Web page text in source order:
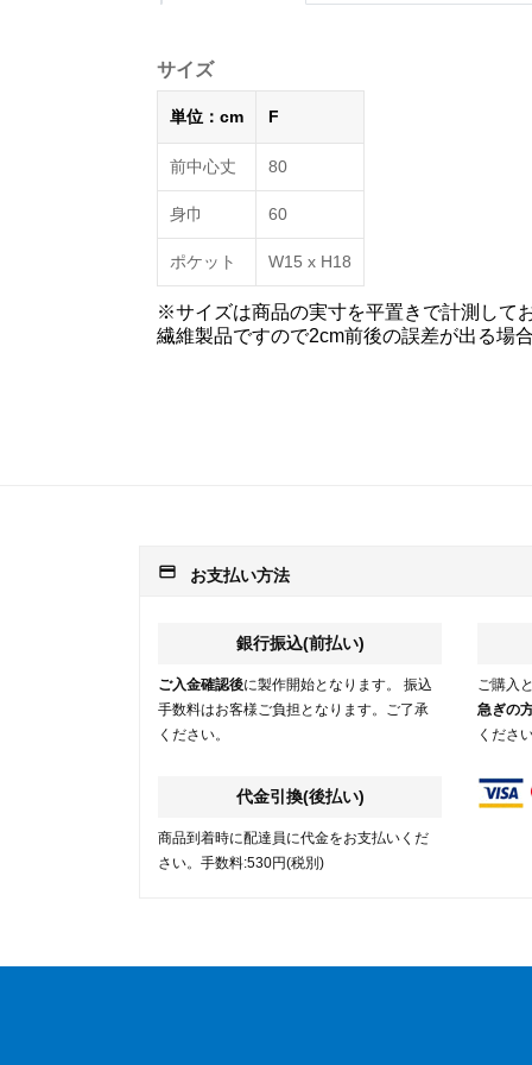
サイズ
単位：cm F
前中心丈 80
身巾 60
ポケット W15 х H18
※サイズは商品の実寸を平置きで計測して
繊維製品ですので2cm前後の誤差が出る場
payment お支払い方法
銀行振込(前払い)
ご入金確認後に製作開始となります。 振込
手数料はお客様ご負担となります。ご了承
ください。
代金引換(後払い)
商品到着時に配達員に代金をお支払いくだ
さい。手数料:530円(税別)
ご購入
急ぎの
くださ